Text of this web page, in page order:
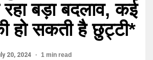
बड़ा बदलाव, कई
हो सकती है छुट्टी*
20, 2024 1 min read